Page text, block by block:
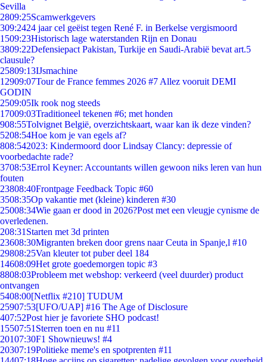
Sevilla
2809:25Scamwerkgevers
309:2424 jaar cel geëist tegen René F. in Berkelse vergismoord
1509:23Historisch lage waterstanden Rijn en Donau
3809:22Defensiepact Pakistan, Turkije en Saudi-Arabië bevat art.5
clausule?
25809:13IJsmachine
12909:07Tour de France femmes 2026 #7 Allez vooruit DEMI
GODIN
2509:05Ik rook nog steeds
17009:03Traditioneel tekenen #6; met honden
908:55Tolvignet België, overzichtskaart, waar kan ik deze vinden?
5208:54Hoe kom je van egels af?
808:542023: Kindermoord door Lindsay Clancy: depressie of
voorbedachte rade?
3708:53Errol Keyner: Accountants willen gewoon niks leren van hun
fouten
23808:40Frontpage Feedback Topic #60
3508:35Op vakantie met (kleine) kinderen #30
25008:34Wie gaan er dood in 2026?Post met een vleugje cynisme de
overledenen.
208:31 Starten met 3d printen
23608:30Migranten breken door grens naar Ceuta in Spanje,l #10
29808:25Van kleuter tot puber deel 184
14608:09Het grote goedemorgen topic #3
8808:03Probleem met webshop: verkeerd (veel duurder) product
ontvangen
5408:00[Netflix #210] TUDUM
25907:53[UFO/UAP] #16 The Age of Disclosure
407:52Post hier je favoriete SHO podcast!
15507:51 Sterren toen en nu #11
20107:30F1 Shownieuws! #4
20307:19Politieke meme's en spotprenten #11